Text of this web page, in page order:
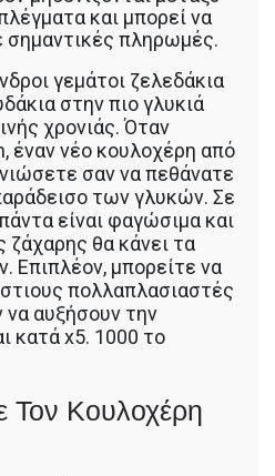
και μπορεί να
σημαντικές πληρωμές.
γεμάτοι ζελεδάκια
στην πιο γλυκιά
χρονιάς. Όταν
έναν νέο κουλοχέρη από
σαν να πεθάνατε
των γλυκών. Σε
είναι φαγώσιμα και
ζάχαρης θα κάνει τα
Επιπλέον, μπορείτε να
πολλαπλασιαστές
αυξήσουν την
κατά x5. 1000 το
Τον Κουλοχέρη